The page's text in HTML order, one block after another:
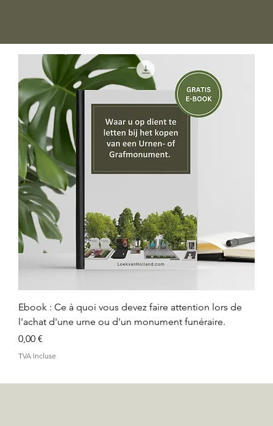
Ebook : Ce à quoi vous devez faire attention lors de
l'achat d'une urne ou d'un monument funéraire.
Prix
0,00 €
TVA Incluse